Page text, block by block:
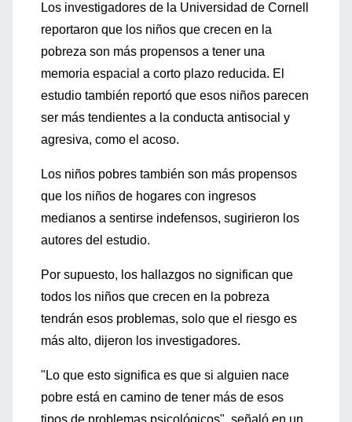
Los investigadores de la Universidad de Cornell
reportaron que los niños que crecen en la
pobreza son más propensos a tener una
memoria espacial a corto plazo reducida. El
estudio también reportó que esos niños parecen
ser más tendientes a la conducta antisocial y
agresiva, como el acoso.
Los niños pobres también son más propensos
que los niños de hogares con ingresos
medianos a sentirse indefensos, sugirieron los
autores del estudio.
Por supuesto, los hallazgos no significan que
todos los niños que crecen en la pobreza
tendrán esos problemas, solo que el riesgo es
más alto, dijeron los investigadores.
"Lo que esto significa es que si alguien nace
pobre está en camino de tener más de esos
tipos de problemas psicológicos", señaló en un